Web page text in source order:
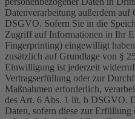
Datenverarbeitung außerdem
DSGVO. Sofern Sie in die
Zugriff auf Informationen in Ihr
Fingerprinting) eingewilligt
zusätzlich auf Grundlage von §
Einwilligung ist jederzeit
Vertragserfüllung oder zur
Maßnahmen erforderlich,
des Art. 6 Abs. 1 lit. b DSGVO.
Daten, sofern diese zur